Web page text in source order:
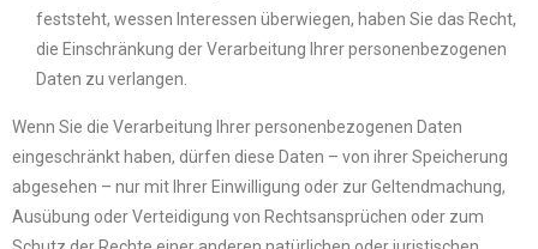
feststeht, wessen Interessen überwiegen, haben Sie das Recht,
die Einschränkung der Verarbeitung Ihrer personenbezogenen
Daten zu verlangen.
Wenn Sie die Verarbeitung Ihrer personenbezogenen Daten
eingeschränkt haben, dürfen diese Daten – von ihrer Speicherung
abgesehen – nur mit Ihrer Einwilligung oder zur Geltendmachung,
Ausübung oder Verteidigung von Rechtsansprüchen oder zum